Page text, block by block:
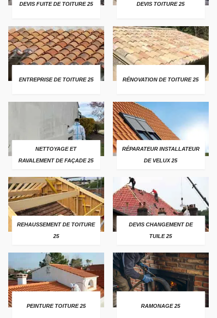
DEVIS FUITE DE TOITURE 25 DEVIS TOITURE 25
ENTREPRISE DE TOITURE 25 RÉNOVATION DE TOITURE 25
NETTOYAGE ET
RAVALEMENT DE FAÇADE 25
RÉPARATEUR INSTALLATEUR
DE VELUX 25
REHAUSSEMENT DE TOITURE
25
DEVIS CHANGEMENT DE
TUILE 25
PEINTURE TOITURE 25 RAMONAGE 25